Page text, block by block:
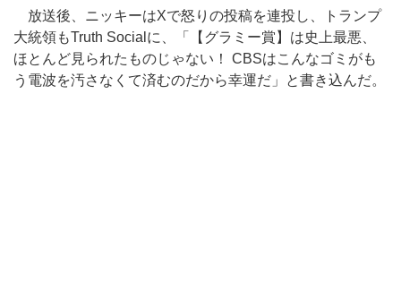
放送後、ニッキーはXで怒りの投稿を連投し、トランプ
大統領もTruth Socialに、「【グラミー賞】は史上最悪、
ほとんど見られたものじゃない！ CBSはこんなゴミがも
う電波を汚さなくて済むのだから幸運だ」と書き込んだ。